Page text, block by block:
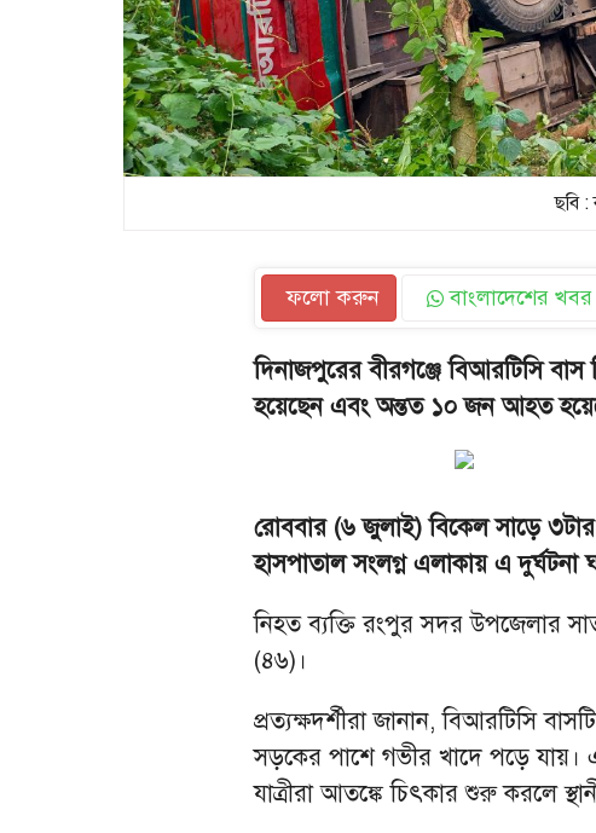
ছবি :
ফলো করুন বাংলাদেশের
দিনাজপুরের বীরগঞ্জে বিআরটিসি বাস
হয়েছেন এবং অন্তত ১০ জন আহত
রোববার (৬ জুলাই) বিকেল সাড়ে
হাসপাতাল সংলগ্ন এলাকায় এ দুর্ঘটনা
নিহত ব্যক্তি রংপুর সদর উপজেলার
(৪৬)।
প্রত্যক্ষদর্শীরা জানান, বিআরটিসি
সড়কের পাশে গভীর খাদে পড়ে যায়।
যাত্রীরা আতঙ্কে চিৎকার শুরু করলে